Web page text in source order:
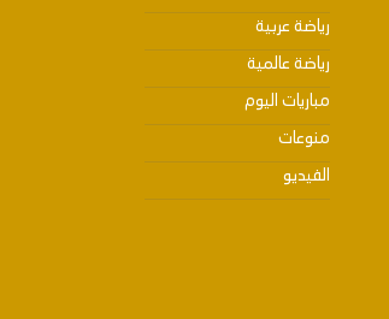
رياضة عربية
رياضة عالمية
مباريات اليوم
منوعات
الفيديو